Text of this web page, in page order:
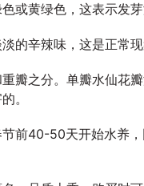
或黄绿色，这表示发芽
的辛辣味，这是正常
瓣之分。单瓣水仙花
。
前40-50天开始水养